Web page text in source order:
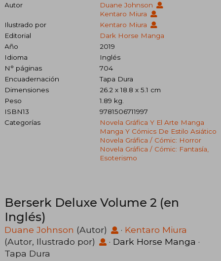
Autor
Duane Johnson
Kentaro Miura
Ilustrado por
Kentaro Miura
Editorial
Dark Horse Manga
Año
2019
Idioma
Inglés
N° páginas
704
Encuadernación
Tapa Dura
Dimensiones
26.2 x 18.8 x 5.1 cm
Peso
1.89 kg.
ISBN13
9781506711997
Categorías
Novela Gráfica Y El Arte Manga
Manga Y Cómics De Estilo Asiático
Novela Gráfica / Cómic: Horror
Novela Gráfica / Cómic: Fantasía,
Esoterismo
Berserk Deluxe Volume 2 (en
Inglés)
Duane Johnson (Autor) · Kentaro Miura
(Autor, Ilustrado por)
· Dark Horse Manga ·
Tapa Dura